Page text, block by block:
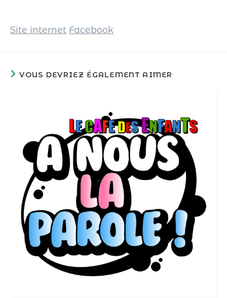
Site internet Facebook
VOUS DEVRIEZ ÉGALEMENT AIMER